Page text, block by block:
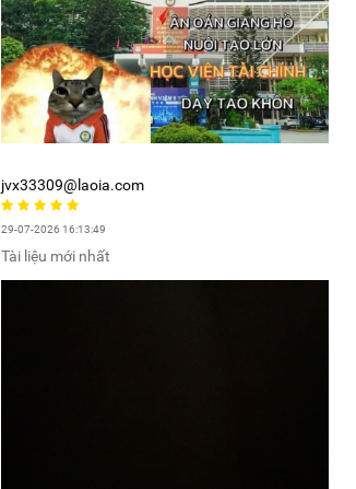
jvx33309@laoia.com
29-07-2026 16:13:49
Tài liệu mới nhất